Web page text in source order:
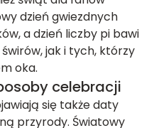
dzień gwiezdnych
a dzień liczby pi bawi
jak i tych, którzy
oka.
celebracji
się także daty
przyrody. Światowy